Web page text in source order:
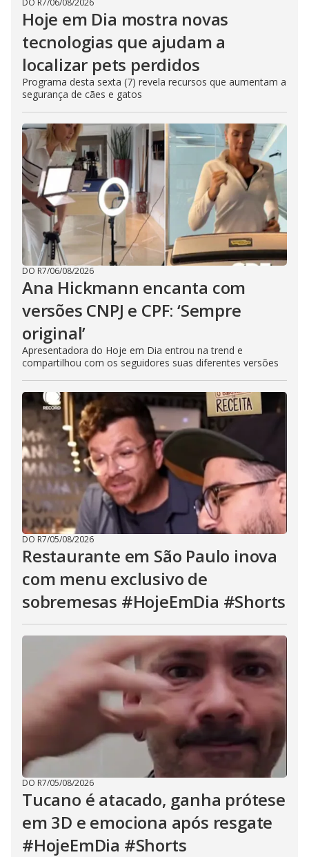
DO R7/06/08/2026
Hoje em Dia mostra novas
tecnologias que ajudam a
localizar pets perdidos
Programa desta sexta (7) revela recursos que aumentam a
segurança de cães e gatos
DO R7/06/08/2026
Ana Hickmann encanta com
versões CNPJ e CPF: ‘Sempre
original’
Apresentadora do Hoje em Dia entrou na trend e
compartilhou com os seguidores suas diferentes versões
DO R7/05/08/2026
Restaurante em São Paulo inova
com menu exclusivo de
sobremesas #HojeEmDia #Shorts
DO R7/05/08/2026
Tucano é atacado, ganha prótese
em 3D e emociona após resgate
#HojeEmDia #Shorts